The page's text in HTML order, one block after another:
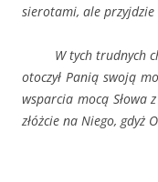
sierotami, ale przyjdzie
W tych trudnych
otoczył Panią swoją
wsparcia mocą Słowa
złóżcie na Niego, gdyż